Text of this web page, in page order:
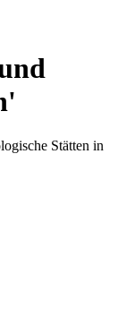
Stätten in